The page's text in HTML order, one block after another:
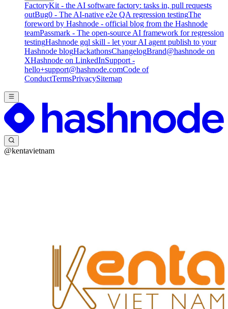
FactoryKit - the AI software factory: tasks in, pull requests
outBug0 - The AI-native e2e QA regression testingThe
foreword by Hashnode - official blog from the Hashnode
teamPassmark - The open-source AI framework for regression
testingHashnode gql skill - let your AI agent publish to your
Hashnode blogHackathonsChangelogBrand@hashnode on
XHashnode on LinkedInSupport -
hello+support@hashnode.comCode of
ConductTermsPrivacySitemap
@kentavietnam